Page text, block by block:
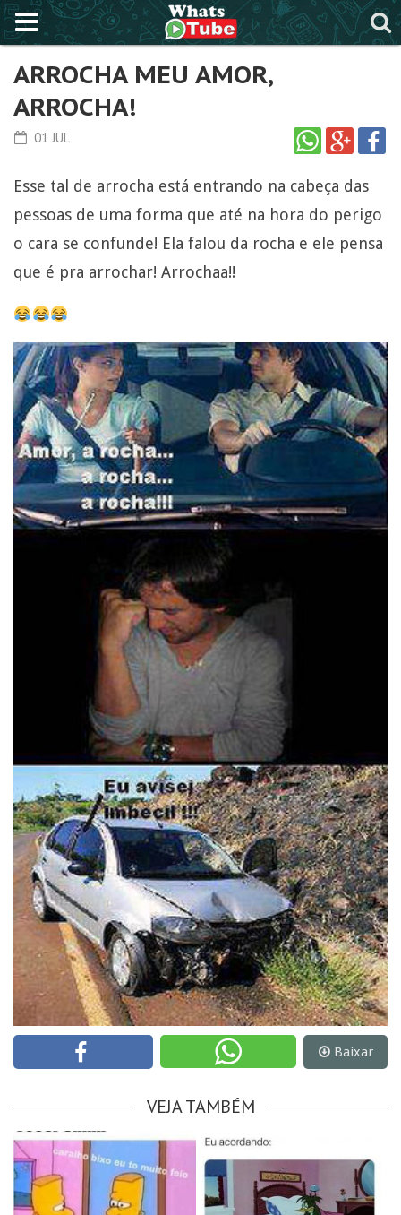
ARROCHA MEU AMOR,
ARROCHA!
01 JUL
Esse tal de arrocha está entrando na cabeça das
pessoas de uma forma que até na hora do perigo
o cara se confunde! Ela falou da rocha e ele pensa
que é pra arrochar! Arrochaa!!
Baixar
VEJA TAMBÉM